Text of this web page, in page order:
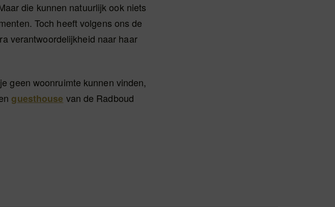
die kunnen natuurlijk ook niets
Toch heeft volgens ons de
verantwoordelijkheid naar haar
geen woonruimte kunnen vinden,
guesthouse van de Radboud